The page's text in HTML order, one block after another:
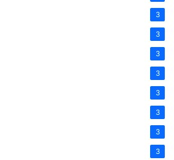
3
3
3
3
3
3
3
3